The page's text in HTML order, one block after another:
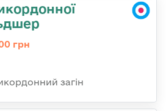
грн
загін